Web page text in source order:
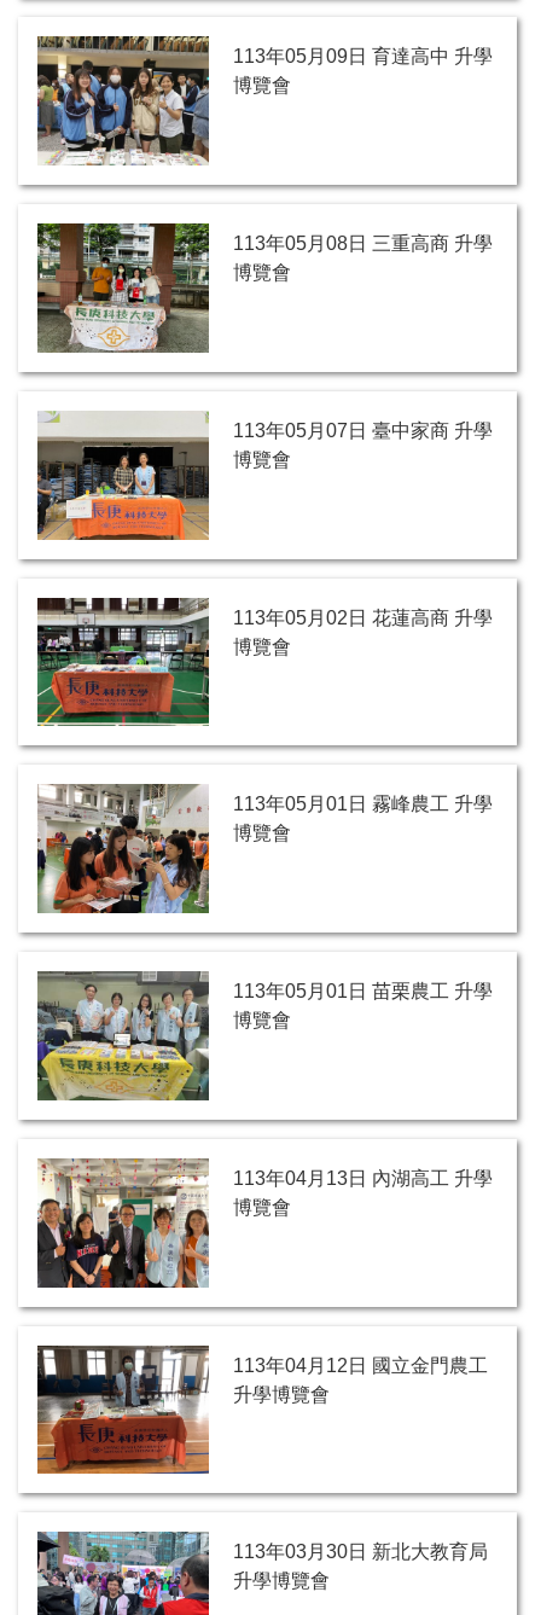
113年05月09日 育達高中 升學
博覽會
113年05月08日 三重高商 升學
博覽會
113年05月07日 臺中家商 升學
博覽會
113年05月02日 花蓮高商 升學
博覽會
113年05月01日 霧峰農工 升學
博覽會
113年05月01日 苗栗農工 升學
博覽會
113年04月13日 內湖高工 升學
博覽會
113年04月12日 國立金門農工
升學博覽會
113年03月30日 新北大教育局
升學博覽會